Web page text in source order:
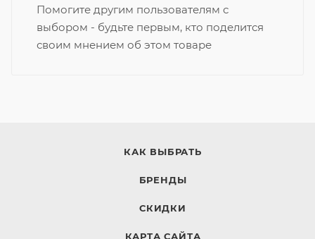
Помогите другим пользователям с
выбором - будьте первым, кто поделится
своим мнением об этом товаре
КАК ВЫБРАТЬ
БРЕНДЫ
СКИДКИ
КАРТА САЙТА